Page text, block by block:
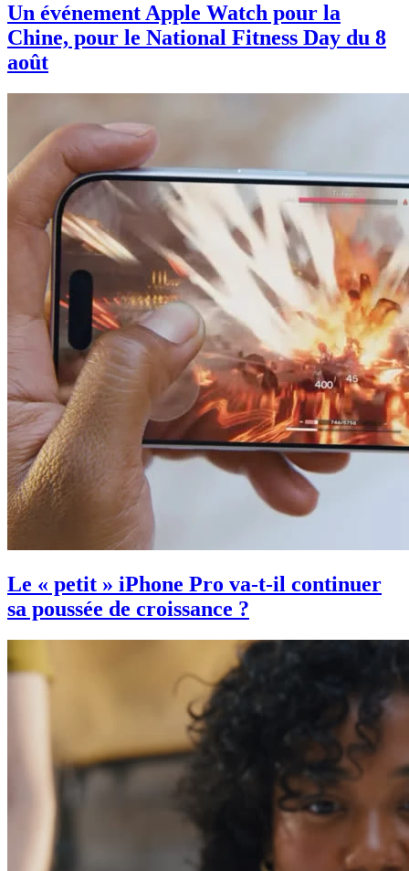
Un événement Apple Watch pour la
Chine, pour le National Fitness Day du 8
août
Le « petit » iPhone Pro va-t-il continuer
sa poussée de croissance ?